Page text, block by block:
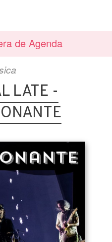
de Agenda
LATE -